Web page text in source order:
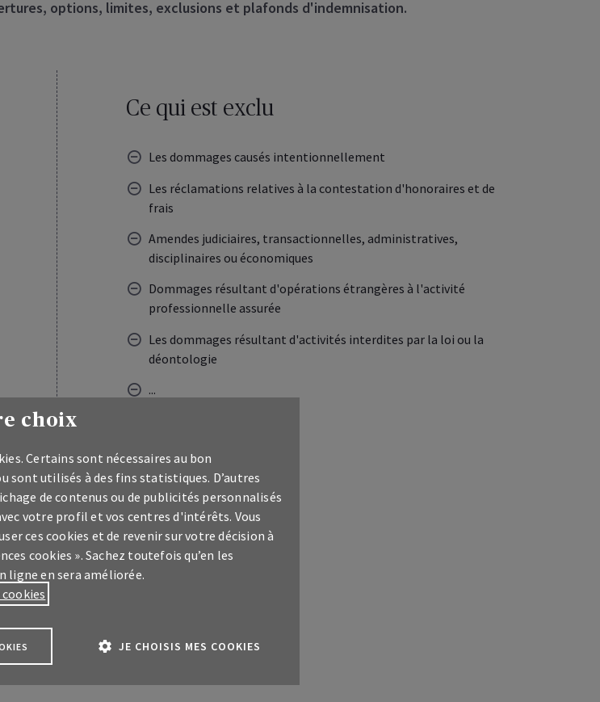
options, limites, exclusions et plafonds d'indemnisation.
Ce qui est exclu
Les dommages causés intentionnellement
Les réclamations relatives à la contestation d'honoraires et de
frais
Amendes judiciaires, transactionnelles, administratives,
disciplinaires ou économiques
Dommages résultant d'opérations étrangères à l'activité
professionnelle assurée
Les dommages résultant d'activités interdites par la loi ou la
déontologie
...
Conditions générales
choix
Certains sont nécessaires au bon
sont utilisés à des fins statistiques. D’autres
de contenus ou de publicités personnalisés
votre profil et vos centres d'intérêts. Vous
ces cookies et de revenir sur votre décision à
cookies ». Sachez toutefois qu’en les
ligne en sera améliorée.
JE CHOISIS MES COOKIES